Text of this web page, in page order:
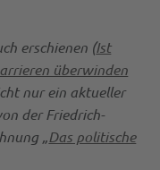
erschienen (Ist
überwinden
nur ein aktueller
der Friedrich-
„Das politische